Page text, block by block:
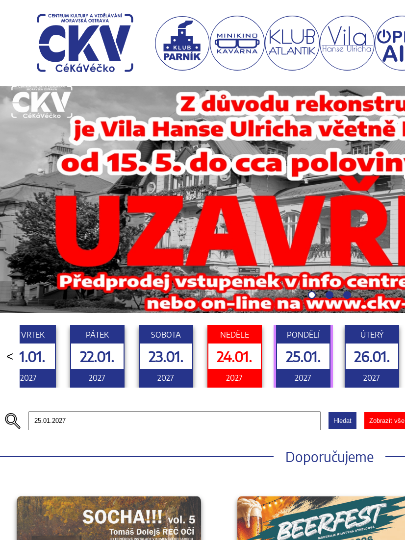
<
ČTVRTEK
21.01.
2027
PÁTEK
22.01.
2027
SOBOTA
23.01.
2027
NEDĚLE
24.01.
2027
PONDĚLÍ
25.01.
2027
ÚTERÝ
26.01.
2027
Hledat Zobrazit vše
Doporučujeme